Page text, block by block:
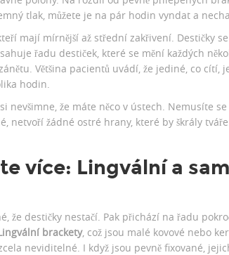
tlak, můžete je na pár hodin vyndat a
mají mírnější až střední zakřivení. Destičky
řadu destiček, které se mění každých
Většina pacientů uvádí, že jediné, co cítí,
hodin.
nevšimne, že máte něco v ústech. Nemusíte
netvoří žádné ostré hrany, které by škrály
více: Lingvální a
že destičky nestačí. Pak přichází na řadu
brackety, což jsou malé kovové nebo
neviditelné. I když jsou pevně fixované,